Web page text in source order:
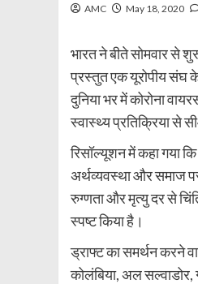
AMC May 18, 2020
भारत ने बीते सोमवार से
प्रस्तुत एक यूरोपीय संघ के
दुनिया भर में कोरोना
स्वास्थ्य प्रतिक्रिया से
रिसॉल्यूशन में कहा गया
अर्थव्यवस्था और समाज
रुग्णता और मृत्यु दर से
स्पष्ट किया है।
ड्राफ्ट का समर्थन करने
कोलंबिया, अल सल्वाडोर,